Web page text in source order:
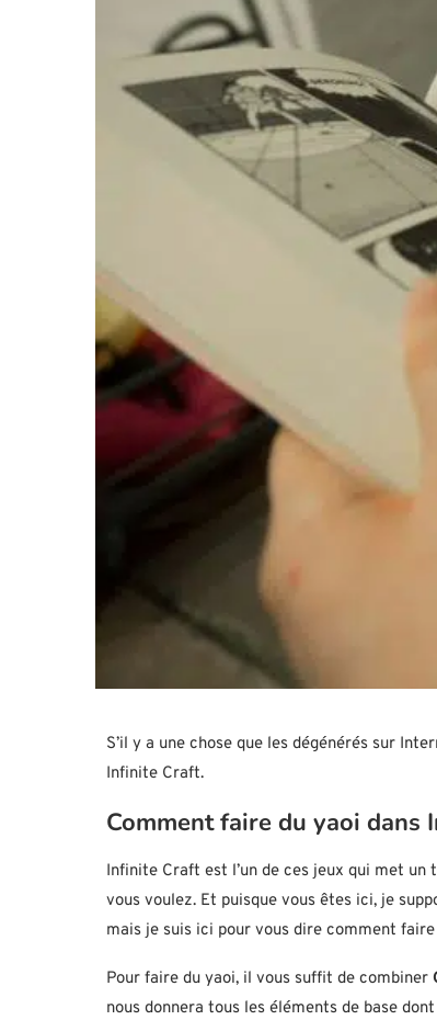
S’il y a une chose que les dégénérés sur
Infinite Craft.
Comment faire du yaoi dans
Infinite Craft est l’un de ces jeux qui met
vous voulez. Et puisque vous êtes ici, je
mais je suis ici pour vous dire comment
Pour faire du yaoi, il vous suffit de combiner
nous donnera tous les éléments de base